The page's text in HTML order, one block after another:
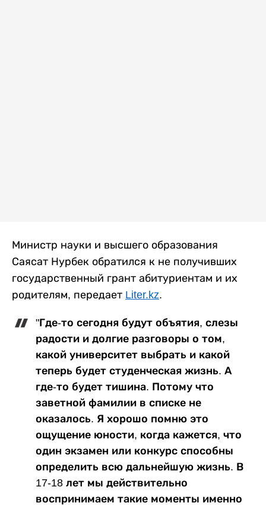
Министр науки и высшего образования
Саясат Нурбек обратился к не получивших
государственный грант абитуриентам и их
родителям, передает Liter.kz.
"Где-то сегодня будут объятия, слезы
радости и долгие разговоры о том,
какой университет выбрать и какой
теперь будет студенческая жизнь. А
где-то будет тишина. Потому что
заветной фамилии в списке не
оказалось. Я хорошо помню это
ощущение юности, когда кажется, что
один экзамен или конкурс способны
определить всю дальнейшую жизнь. В
17-18 лет мы действительно
воспринимаем такие моменты именно